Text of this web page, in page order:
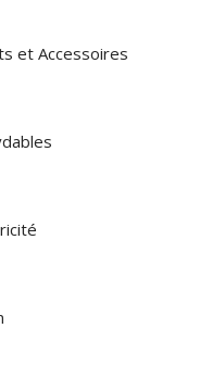
et Accessoires